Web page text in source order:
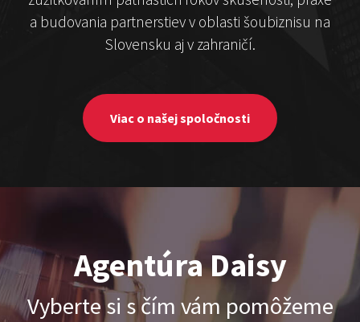
Čekovský vs. Hudák
Show program
Stand-up & Juraj „ŠOKO”
Tabaček
Show program StandupShow
Juraj Šoko Tabaček
a budovania partnerstiev v oblasti šoubiznisu na
Slovensku aj v zahraničí.
Viac o našej spoločnosti
Agentúra Daisy
Vyberte si s čím vám pomôžeme